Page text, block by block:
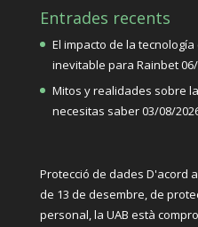
Entrades recents
El impacto de la
inevitable para Rainbet
Mitos y realidades sobre
necesitas saber03/08/
Protecció de dades D'acord
de 13 de desembre, de
personal, la UAB està